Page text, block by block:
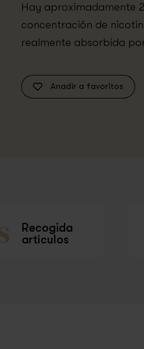
Hay aproximadamente
concentración de
realmente absorbida
Anadir a favoritos
Recogida
artículos